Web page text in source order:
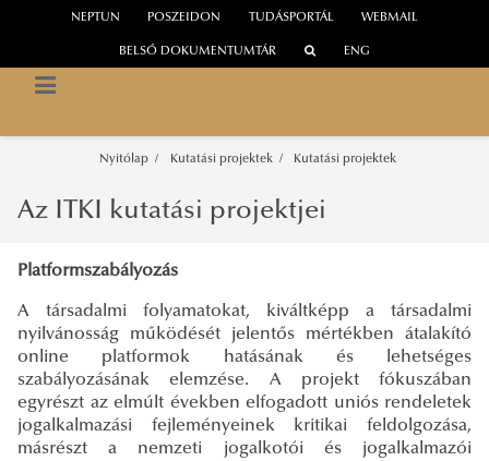
WEBMAIL
NEPTUN POSZEIDON TUDÁSPORTÁL
BELSŐ DOKUMENTUMTÁR ENG
Nyitólap Kutatási projektek Kutatási projektek
Az ITKI kutatási projektjei
Platformszabályozás
A társadalmi folyamatokat, kiváltképp a társadalmi
nyilvánosság működését jelentős mértékben átalakító
online platformok hatásának és lehetséges
szabályozásának elemzése. A projekt fókuszában
egyrészt az elmúlt években elfogadott uniós rendeletek
jogalkalmazási fejleményeinek kritikai feldolgozása,
másrészt a nemzeti jogalkotói és jogalkalmazói